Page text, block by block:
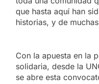
que hasta aquí han
historias, y de
Con la apuesta en la
solidaria, desde la
se abre esta